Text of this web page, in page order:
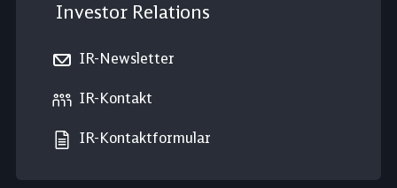
Investor Relations
IR-Newsletter
IR-Kontakt
IR-Kontaktformular